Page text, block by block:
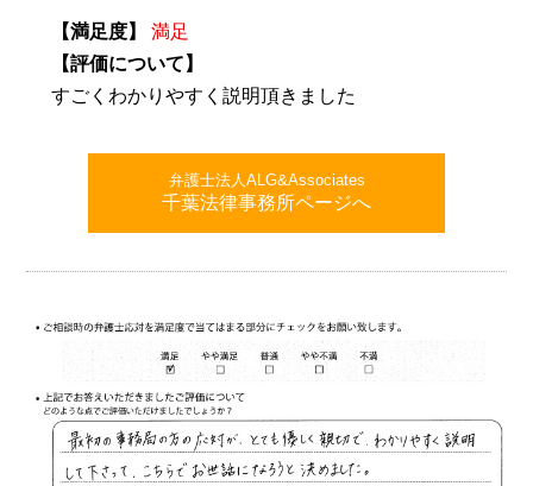
【満足度】
満足
【評価について】
すごくわかりやすく説明頂きました
弁護士法人ALG&Associates
千葉法律事務所ページへ